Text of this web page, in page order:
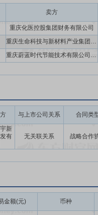
卖方
重庆化医控股集团财务有限公司
重庆生命科技与新材料产业集团有限公司
重庆蔚蓝时代节能技术有限公司,重庆晓满科技合伙企业(有限合伙)
与上市公司关系 合同类
新
有
无关联关系 战略合作
金额(元) 币种